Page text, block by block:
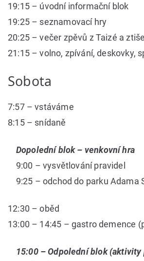
19:15 – úvodní informační blok
19:25 – seznamovací hry
20:25 – večer zpěvů z Taizé a
21:15 – volno, zpívání, deskovky,
Sobota
7:57 – vstáváme
8:15 – snídaně
Dopolední blok – venkovní hra
9:00 – vysvětlování pravidel
9:25 – odchod do parku Adama
12:30 – oběd
13:00 – 14:45 – gastro demence
15:00 – Odpolední blok